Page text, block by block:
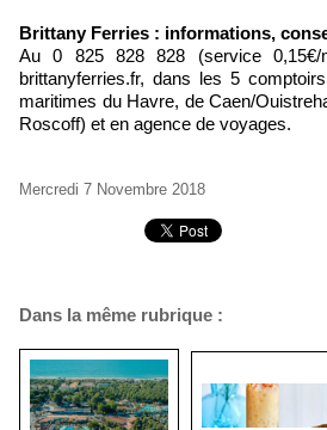
Brittany Ferries : informations,
Au 0 825 828 828 (service
brittanyferries.fr, dans les 5
maritimes du Havre, de Caen/
Roscoff) et en agence de voyages.
Mercredi 7 Novembre 2018
Dans la même rubrique :